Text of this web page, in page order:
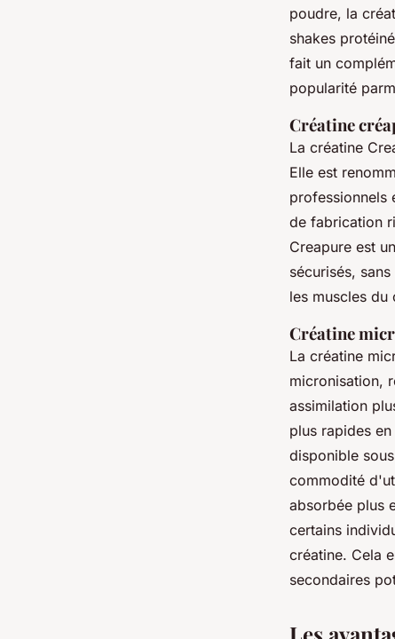
poudre, la
shakes
fait un
popularité
Créatine
La créatine
Elle est
professionnels
de fabrication
Creapure est
sécurisés,
les muscles du
Créatine
La créatine
micronisation,
assimilation
plus rapides
disponible
commodité
absorbée plus
certains
créatine. Cela
secondaires